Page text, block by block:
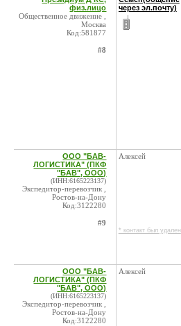
физ.лицо
Общественное движение ,
Москва
Код:581877
#8
через эл.почту)
ООО "БАВ-
ЛОГИСТИКА" (ПКФ
"БАВ", ООО)
(ИНН:6165223137)
Экспедитор-перевозчик ,
Ростов-на-Дону
Код:3122280
#9
Алексей
* контакт был удален
ООО "БАВ-
ЛОГИСТИКА" (ПКФ
"БАВ", ООО)
(ИНН:6165223137)
Экспедитор-перевозчик ,
Ростов-на-Дону
Код:3122280
Алексей